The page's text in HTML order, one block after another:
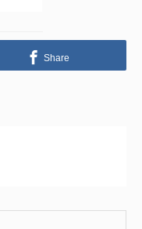
Share